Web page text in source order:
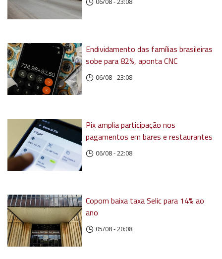
Endividamento das famílias brasileiras
sobe para 82%, aponta CNC
06/08 - 23:08
Pix amplia participação nos
pagamentos em bares e restaurantes
06/08 - 22:08
Copom baixa taxa Selic para 14% ao
ano
05/08 - 20:08